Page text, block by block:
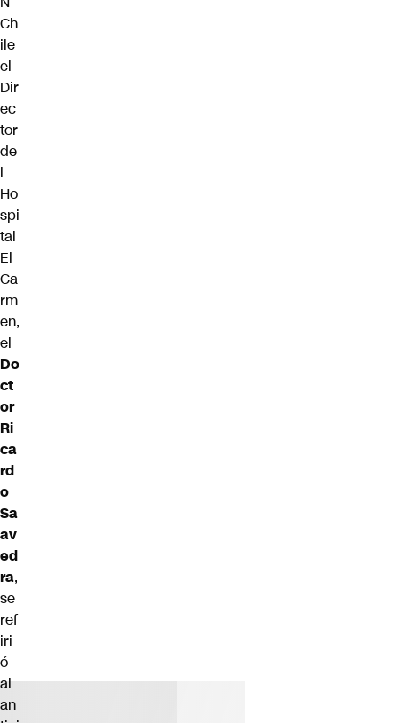
Ch
ile
el
Dir
ec
tor
de
l
Ho
spi
tal
El
Ca
rm
en,
el
Do
ct
or
Ri
ca
rd
o
Sa
av
ed
ra,
se
ref
iri
ó
al
an